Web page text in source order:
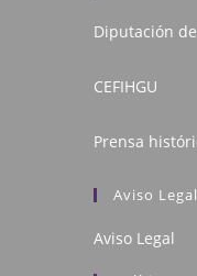
Diputación
CEFIHGU
Prensa
Aviso Legal
Aviso Legal